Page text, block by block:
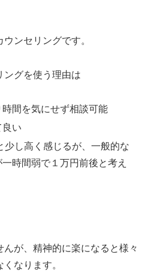
ンセリングです。
ングを使う理由は
間を気にせず相談可能
良い
少し高く感じるが、一般的な
時間弱で１万円前後と考え
が、精神的に楽になると様々
なります。